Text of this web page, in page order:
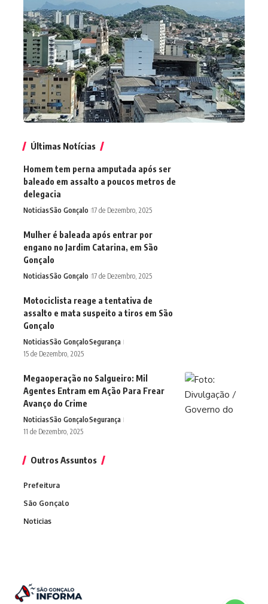
Últimas Notícias
Homem tem perna amputada após ser
baleado em assalto a poucos metros de
delegacia
NoticiasSão Gonçalo 17 de Dezembro, 2025
Mulher é baleada após entrar por
engano no Jardim Catarina, em São
Gonçalo
NoticiasSão Gonçalo 17 de Dezembro, 2025
Motociclista reage a tentativa de
assalto e mata suspeito a tiros em São
Gonçalo
NoticiasSão GonçaloSegurança
15 de Dezembro, 2025
Megaoperação no Salgueiro: Mil
Agentes Entram em Ação Para Frear
Avanço do Crime
NoticiasSão GonçaloSegurança
11 de Dezembro, 2025
Outros Assuntos
Prefeitura
São Gonçalo
Noticias